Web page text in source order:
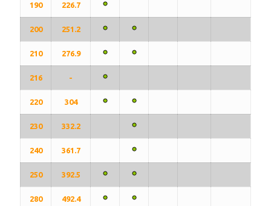
190 226.7
200 251.2
210 276.9
216 -
220 304
230 332.2
240 361.7
250 392.5
280 492.4